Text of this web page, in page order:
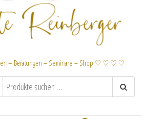
– Beratungen – Seminare – Shop ♡ ♡ ♡ ♡